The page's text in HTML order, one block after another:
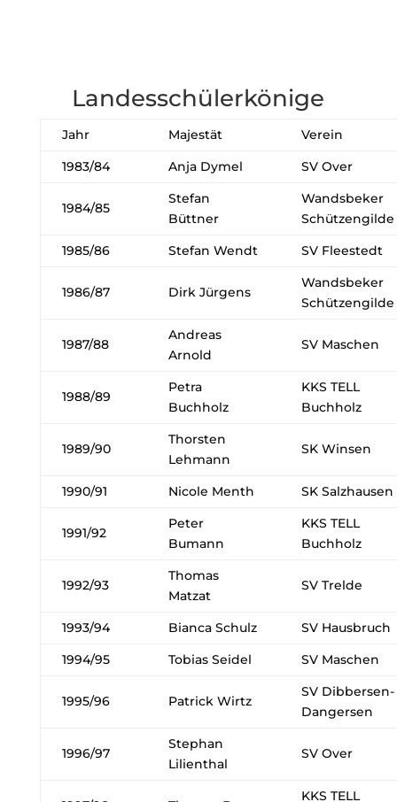
Landesschülerkönige
Jahr Majestät
Verein
1983/84
Anja Dymel SV Over
1984/85
Stefan
Büttner
Wandsbeker
Schützengilde
1985/86
Stefan Wendt SV Fleestedt
1986/87 Dirk Jürgens
Wandsbeker
Schützengilde
1987/88
Andreas
Arnold
SV Maschen
1988/89
Petra
Buchholz
KKS TELL
Buchholz
1989/90
Thorsten
Lehmann
SK Winsen
1990/91 Nicole Menth SK Salzhausen
1991/92
Peter
Bumann
KKS TELL
Buchholz
1992/93
Thomas
Matzat
SV Trelde
1993/94 Bianca Schulz
SV Hausbruch
1994/95
Tobias Seidel SV Maschen
1995/96 Patrick Wirtz
SV Dibbersen-
Dangersen
1996/97
Stephan
Lilienthal
SV Over
KKS TELL